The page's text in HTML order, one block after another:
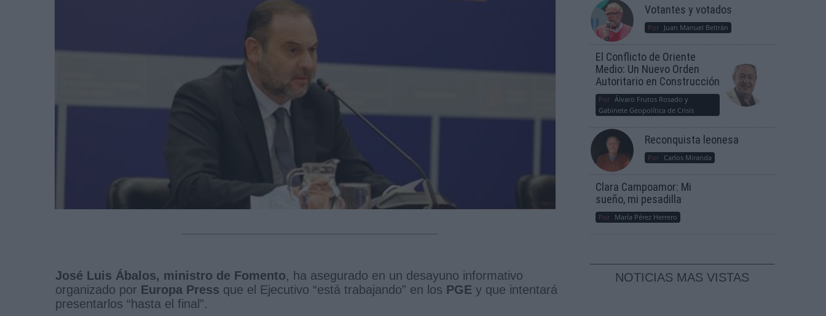
José Luis Ábalos, ministro de Fomento, ha asegurado en un desayuno informativo
organizado por Europa Press que el Ejecutivo “está trabajando” en los PGE y que intentará
presentarlos “hasta el final”.
Votantes y votados
Por Juan Manuel Beltrán
El Conflicto de Oriente
Medio: Un Nuevo Orden
Autoritario en Construcción
Por Álvaro Frutos Rosado y
Gabinete Geopolítica de Crisis
Reconquista leonesa
Por Carlos Miranda
Clara Campoamor: Mi
sueño, mi pesadilla
Por María Pérez Herrero
NOTICIAS MAS VISTAS